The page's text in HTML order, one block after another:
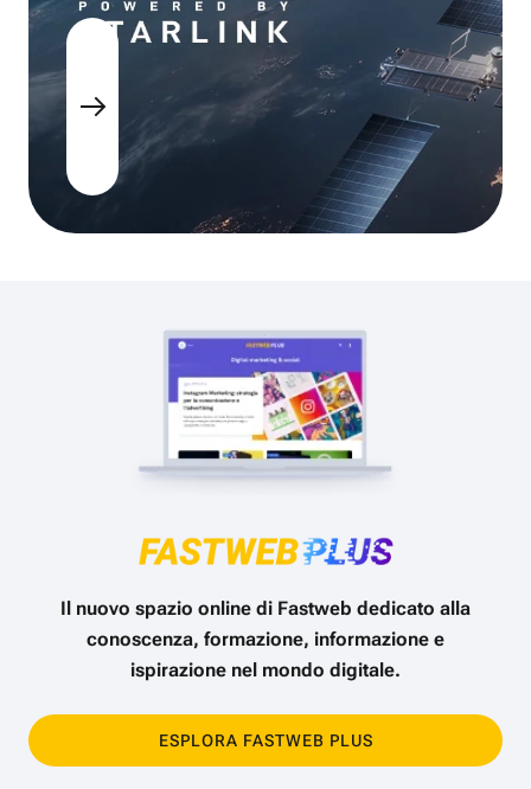
Il nuovo spazio online di Fastweb dedicato alla
conoscenza, formazione, informazione e
ispirazione nel mondo digitale.
ESPLORA FASTWEB PLUS